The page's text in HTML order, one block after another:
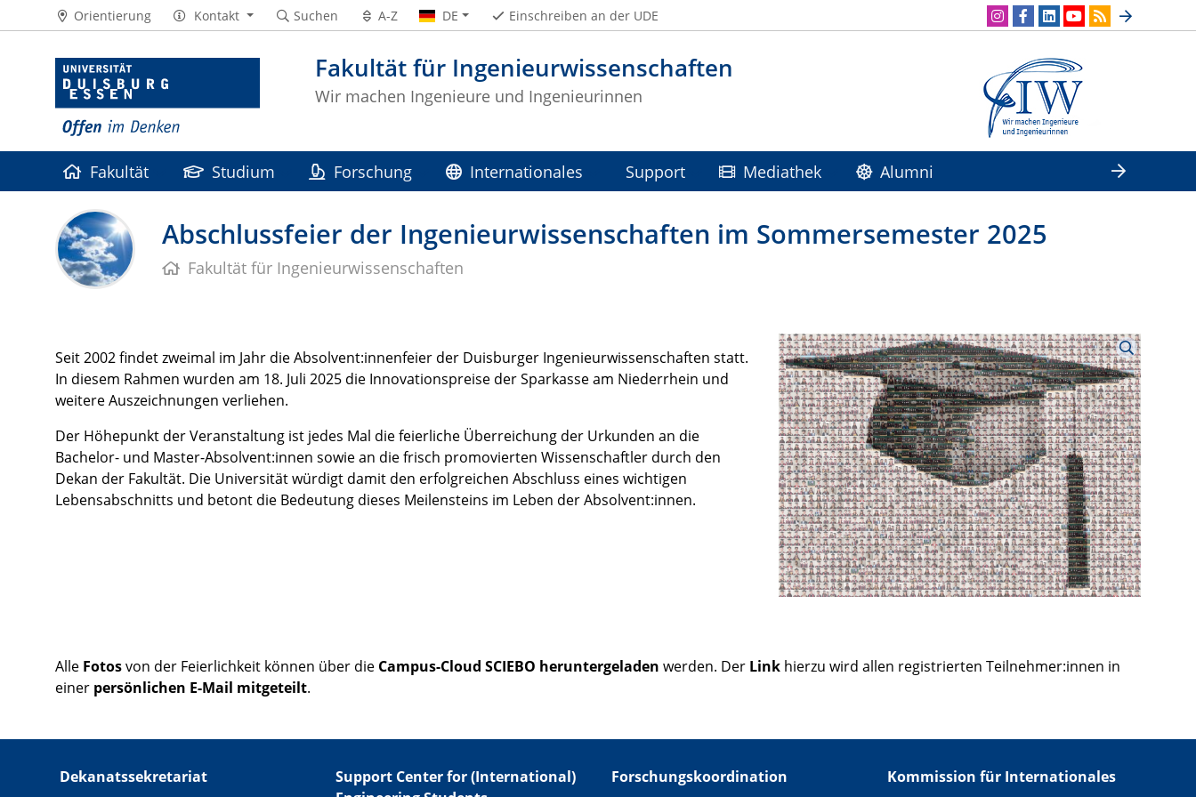
Fakultät für Ingenieurwissenschaften
Wir machen Ingenieure und Ingenieurinnen
Orientierung Kontakt Suchen A-Z DE Einschreiben an der UDE
Fakultät Studium Forschung Internationales Support Mediathek
Alumni
Förderverein
Abschlussfeier der Ingenieurwissenschaften im Sommersemester 2025
Fakultät für Ingenieurwissenschaften
Seit 2002 findet zweimal im Jahr die Absolvent:innenfeier der Duisburger Ingenieurwissenschaften statt.
In diesem Rahmen wurden am 18. Juli 2025 die Innovationspreise der Sparkasse am Niederrhein und
weitere Auszeichnungen verliehen.
Der Höhepunkt der Veranstaltung ist jedes Mal die feierliche Überreichung der Urkunden an die
Bachelor- und Master-Absolvent:innen sowie an die frisch promovierten Wissenschaftler durch den
Dekan der Fakultät. Die Universität würdigt damit den erfolgreichen Abschluss eines wichtigen
Lebensabschnitts und betont die Bedeutung dieses Meilensteins im Leben der Absolvent:innen.
Alle Fotosvon der Feierlichkeit können über die Campus-Cloud SCIEBO heruntergeladen werden. Der Link hierzu wird allen registrierten Teilnehmer:innen in
einer persönlichen E-Mail mitgeteilt.
Dekanatssekretariat
Support Center for (International)
Forschungskoordination Kommission für Internationales